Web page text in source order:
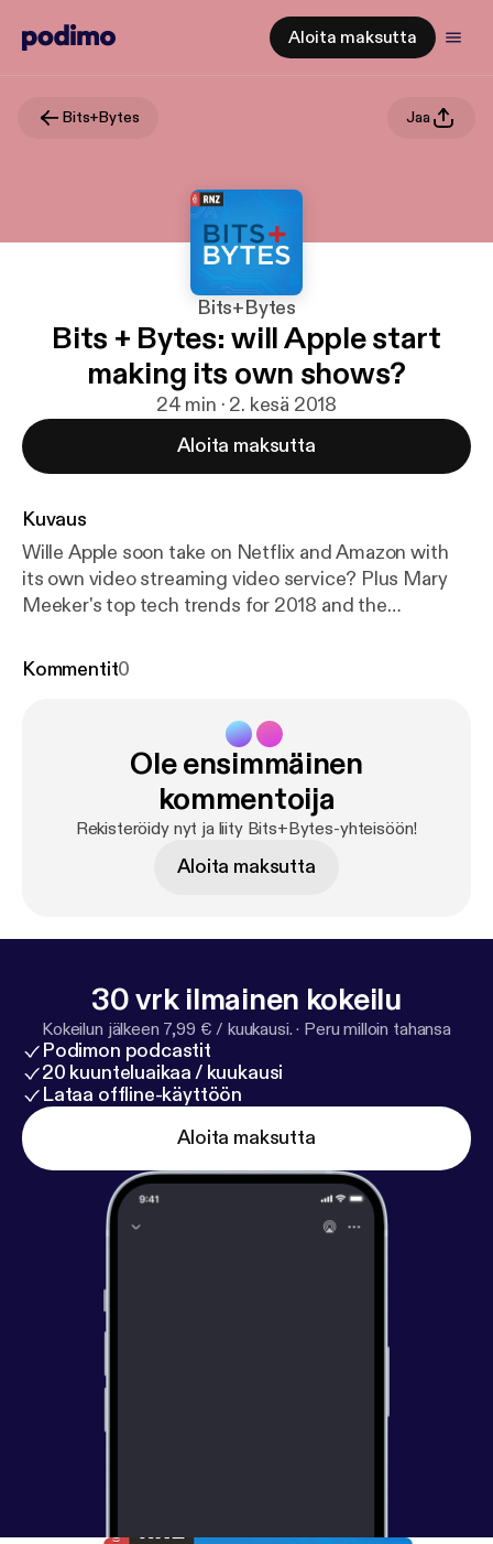
Aloita maksutta
Bits+Bytes Jaa
Bits+Bytes
Bits + Bytes: will Apple start
making its own shows?
24 min · 2. kesä 2018
Aloita maksutta
Kuvaus
Wille Apple soon take on Netflix and Amazon with
its own video streaming video service? Plus Mary
Meeker's top tech trends for 2018 and the
Kommentit0
Ole ensimmäinen
kommentoija
Rekisteröidy nyt ja liity Bits+Bytes-yhteisöön!
Aloita maksutta
30 vrk ilmainen kokeilu
Kokeilun jälkeen 7,99 € / kuukausi. · Peru milloin tahansa
Podimon podcastit
20 kuunteluaikaa / kuukausi
Lataa offline-käyttöön
Aloita maksutta